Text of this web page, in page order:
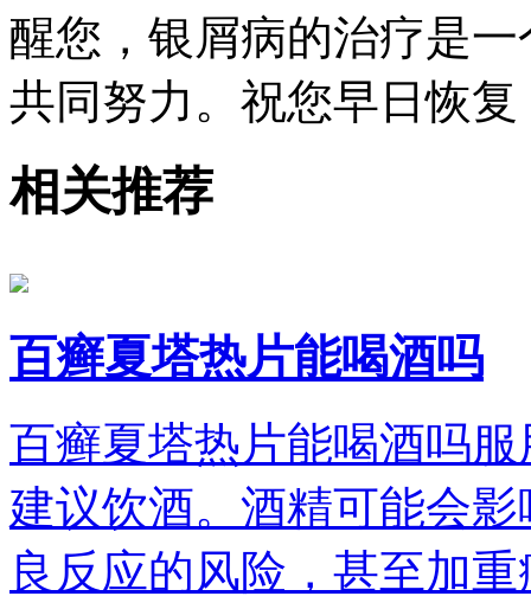
醒您，银屑病的治疗是
共同努力。祝您早日恢复
相关推荐
百癣夏塔热片能喝酒吗
百癣夏塔热片能喝酒吗
建议饮酒。酒精可能会
良反应的风险，甚至加